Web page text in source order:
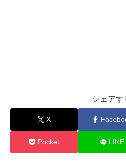
シェアす
X
Pocket LINE